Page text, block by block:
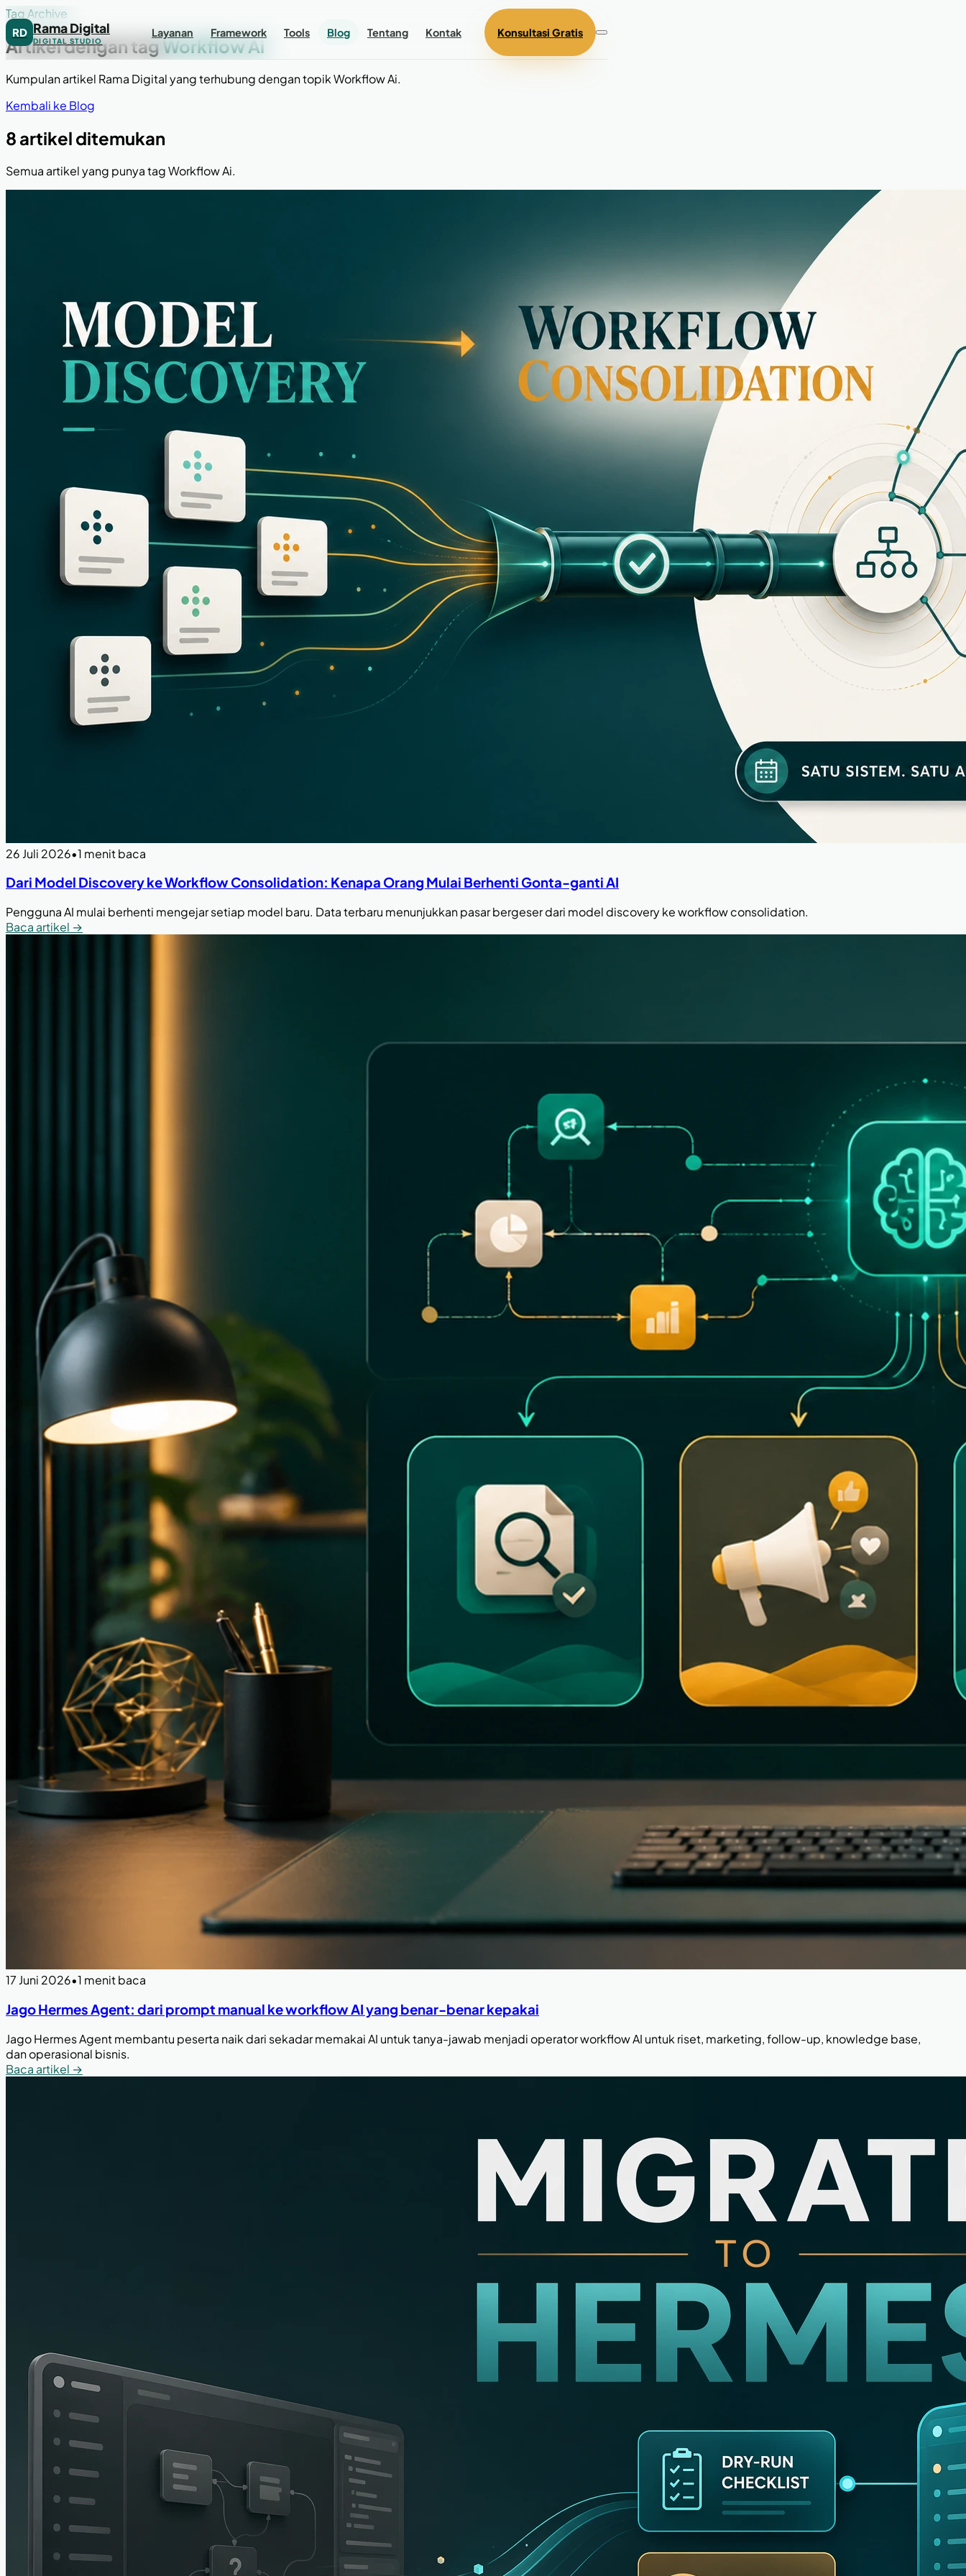
RD Rama Digital
DIGITAL STUDIO
Layanan Framework Tools Blog Tentang Kontak Konsultasi Gratis
Tag Archive
Artikel dengan tag Workflow Ai
Kumpulan artikel Rama Digital yang terhubung dengan topik Workflow Ai.
Kembali ke Blog
8 artikel ditemukan
Semua artikel yang punya tag Workflow Ai.
26 Juli 2026•1 menit baca
Dari Model Discovery ke Workflow Consolidation: Kenapa Orang Mulai Berhenti Gonta-ganti AI
Pengguna AI mulai berhenti mengejar setiap model baru. Data terbaru menunjukkan pasar bergeser dari model discovery ke workflow consolidation.
Baca artikel →
17 Juni 2026•1 menit baca
Jago Hermes Agent: dari prompt manual ke workflow AI yang benar-benar kepakai
Jago Hermes Agent membantu peserta naik dari sekadar memakai AI untuk tanya-jawab menjadi operator workflow AI untuk riset, marketing, follow-up, knowledge base,
dan operasional bisnis.
Baca artikel →